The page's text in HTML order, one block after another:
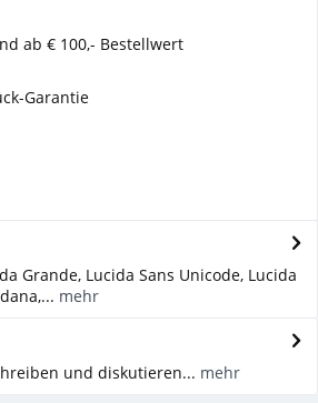
ab € 100,- Bestellwert
Garantie
Grande, Lucida Sans Unicode, Lucida
mehr
und diskutieren... mehr